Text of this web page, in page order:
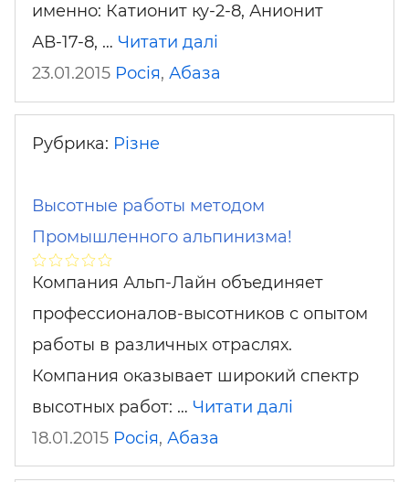
именно: Катионит ку-2-8, Анионит
АВ-17-8, … Читати далі
23.01.2015 Росія, Абаза
Рубрика: Різне
Высотные работы методом
Промышленного альпинизма!
Компания Альп-Лайн объединяет
профессионалов-высотников с опытом
работы в различных отраслях.
Компания оказывает широкий спектр
высотных работ: … Читати далі
18.01.2015 Росія, Абаза